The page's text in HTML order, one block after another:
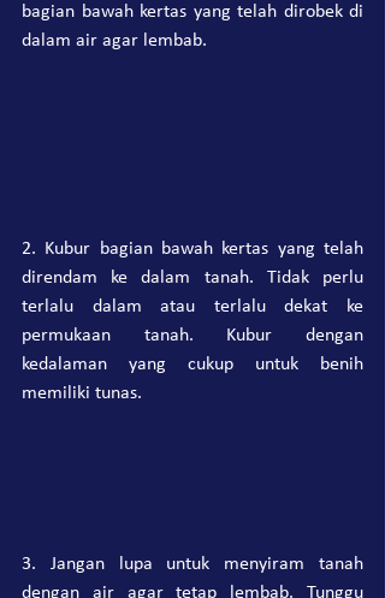
bagian bawah kertas yang telah dirobek di
dalam air agar lembab.
2. Kubur bagian bawah kertas yang telah
direndam ke dalam tanah. Tidak perlu
terlalu dalam atau terlalu dekat ke
permukaan tanah. Kubur dengan
kedalaman yang cukup untuk benih
memiliki tunas.
3. Jangan lupa untuk menyiram tanah
dengan air agar tetap lembab. Tunggu